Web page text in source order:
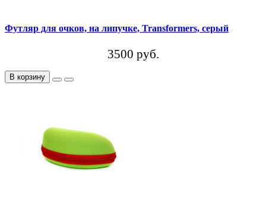
Футляр для очков, на липучке, Transformers, серый
3500 руб.
В корзину